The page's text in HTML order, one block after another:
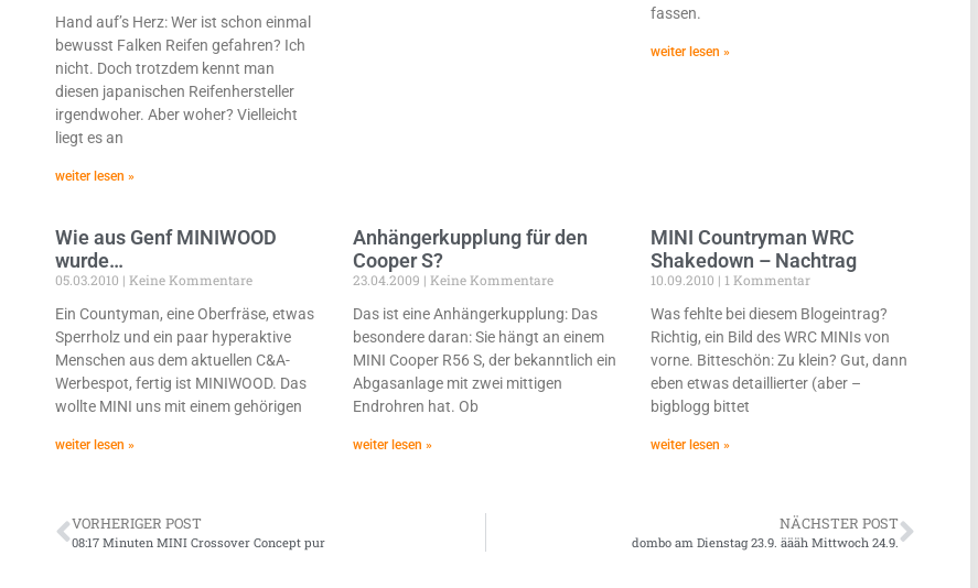
Hand auf’s Herz: Wer ist schon einmal
bewusst Falken Reifen gefahren? Ich
nicht. Doch trotzdem kennt man
diesen japanischen Reifenhersteller
irgendwoher. Aber woher? Vielleicht
liegt es an
weiter lesen »
fassen.
weiter lesen »
Wie aus Genf MINIWOOD
wurde…
05.03.2010
Keine Kommentare
Ein Countyman, eine Oberfräse, etwas
Sperrholz und ein paar hyperaktive
Menschen aus dem aktuellen C&A-
Werbespot, fertig ist MINIWOOD. Das
wollte MINI uns mit einem gehörigen
weiter lesen »
Anhängerkupplung für den
Cooper S?
23.04.2009
Keine Kommentare
Das ist eine Anhängerkupplung: Das
besondere daran: Sie hängt an einem
MINI Cooper R56 S, der bekanntlich ein
Abgasanlage mit zwei mittigen
Endrohren hat. Ob
weiter lesen »
MINI Countryman WRC
Shakedown – Nachtrag
10.09.2010
1 Kommentar
Was fehlte bei diesem Blogeintrag?
Richtig, ein Bild des WRC MINIs von
vorne. Bitteschön: Zu klein? Gut, dann
eben etwas detaillierter (aber –
bigblogg bittet
weiter lesen »
VORHERIGER POST
08:17 Minuten MINI Crossover Concept pur
NÄCHSTER POST
dombo am Dienstag 23.9. äääh Mittwoch 24.9.